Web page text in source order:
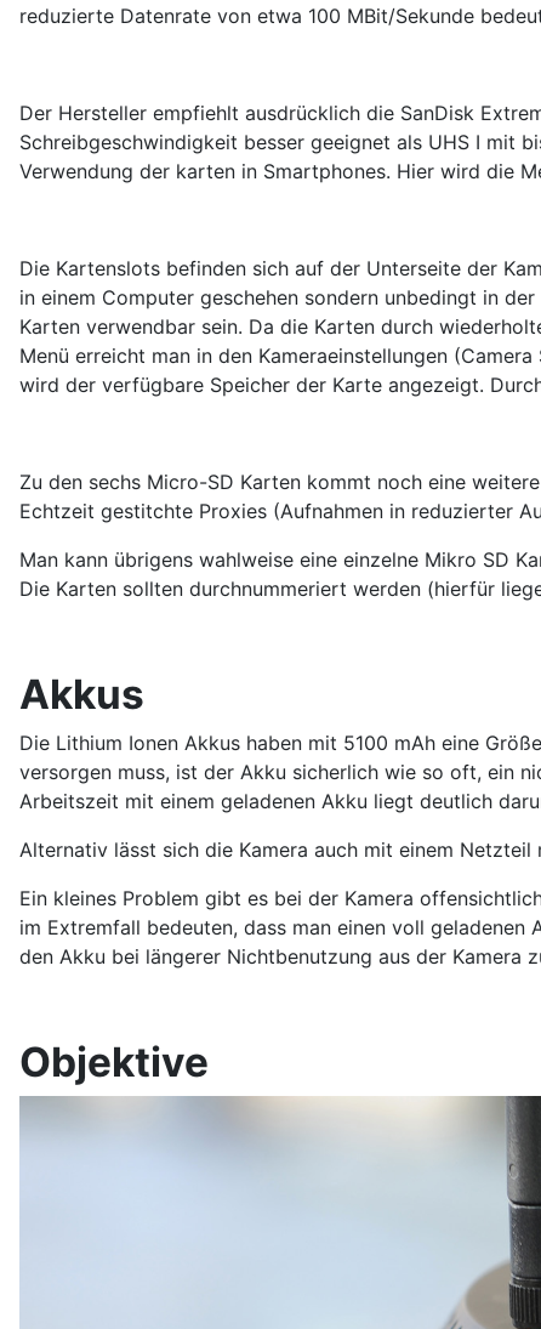
reduzierte Datenrate von etwa 100 MBit/Sekunde
Der Hersteller empfiehlt ausdrücklich die SanDisk
Schreibgeschwindigkeit besser geeignet als UHS I mit
Verwendung der karten in Smartphones. Hier wird die
Die Kartenslots befinden sich auf der Unterseite der
in einem Computer geschehen sondern unbedingt in
Karten verwendbar sein. Da die Karten durch
Menü erreicht man in den Kameraeinstellungen
wird der verfügbare Speicher der Karte angezeigt.
Zu den sechs Micro-SD Karten kommt noch eine
Echtzeit gestitchte Proxies (Aufnahmen in reduzierter
Man kann übrigens wahlweise eine einzelne Mikro SD
Die Karten sollten durchnummeriert werden (hierfür
Akkus
Die Lithium Ionen Akkus haben mit 5100 mAh eine
versorgen muss, ist der Akku sicherlich wie so oft, ein
Arbeitszeit mit einem geladenen Akku liegt deutlich
Alternativ lässt sich die Kamera auch mit einem
Ein kleines Problem gibt es bei der Kamera
im Extremfall bedeuten, dass man einen voll
den Akku bei längerer Nichtbenutzung aus der Kamera
Objektive